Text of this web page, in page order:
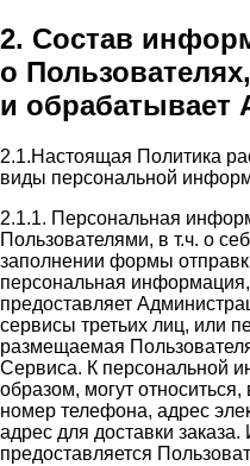
2. Состав
о
и обрабатывает
2.1.Настоящая Политика
виды персональной
2.1.1. Персональная
Пользователями, в т.ч. о
заполнении формы
персональная информация,
предоставляет
сервисы третьих лиц, или
размещаемая
Сервиса. К персональной
образом, могут
номер телефона, адрес
адрес для доставки
предоставляется